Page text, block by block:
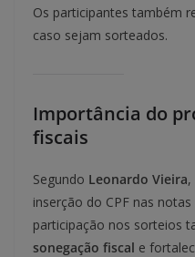
Os participantes também
caso sejam sorteados.
Importância do
fiscais
Segundo Leonardo Vieira,
inserção do CPF nas
participação nos sorteios
sonegação fiscal e